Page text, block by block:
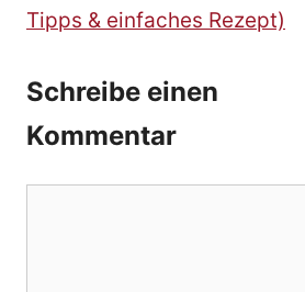
Tipps & einfaches Rezept)
Schreibe einen
Kommentar